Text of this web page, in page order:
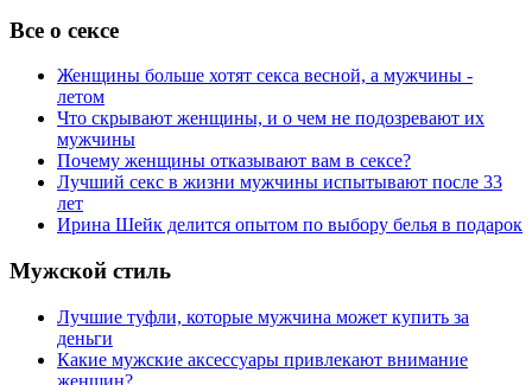
Все о сексе
Женщины больше хотят секса весной, а мужчины -
летом
Что скрывают женщины, и о чем не подозревают их
мужчины
Почему женщины отказывают вам в сексе?
Лучший секс в жизни мужчины испытывают после 33
лет
Ирина Шейк делится опытом по выбору белья в подарок
Мужской стиль
Лучшие туфли, которые мужчина может купить за
деньги
Какие мужские аксессуары привлекают внимание
женщин?